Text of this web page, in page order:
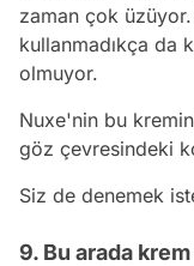
zaman çok
kullanmadıkça da
olmuyor.
Nuxe'nin bu
göz çevresindeki
Siz de denemek
9. Bu arada